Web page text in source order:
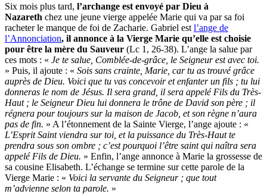
Six mois plus tard, l’archange est envoyé par Dieu à
Nazareth chez une jeune vierge appelée Marie qui va par sa foi
racheter le manque de foi de Zacharie. Gabriel est l’ange de
l’Annonciation, il annonce à la Vierge Marie qu’elle est choisie
pour être la mère du Sauveur (Lc 1, 26-38). L’ange la salue par
ces mots : « Je te salue, Comblée-de-grâce, le Seigneur est avec toi.
» Puis, il ajoute : « Sois sans crainte, Marie, car tu as trouvé grâce
auprès de Dieu. Voici que tu vas concevoir et enfanter un fils ; tu lui
donneras le nom de Jésus. Il sera grand, il sera appelé Fils du Très-
Haut ; le Seigneur Dieu lui donnera le trône de David son père ; il
régnera pour toujours sur la maison de Jacob, et son règne n’aura
pas de fin. » A l’étonnement de la Sainte Vierge, l’ange ajoute : «
L’Esprit Saint viendra sur toi, et la puissance du Très-Haut te
prendra sous son ombre ; c’est pourquoi l’être saint qui naîtra sera
appelé Fils de Dieu. » Enfin, l’ange annonce à Marie la grossesse de
sa cousine Elisabeth. L’échange se termine sur cette parole de la
Vierge Marie : « Voici la servante du Seigneur ; que tout
m’advienne selon ta parole. »